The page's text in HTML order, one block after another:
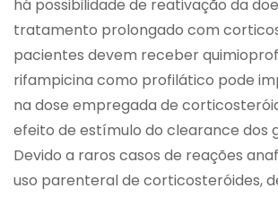
há possibilidade de reativação da
tratamento prolongado com
pacientes devem receber
rifampicina como profilático pode
na dose empregada de
efeito de estímulo do clearance dos
Devido a raros casos de reações
uso parenteral de corticosteróides,